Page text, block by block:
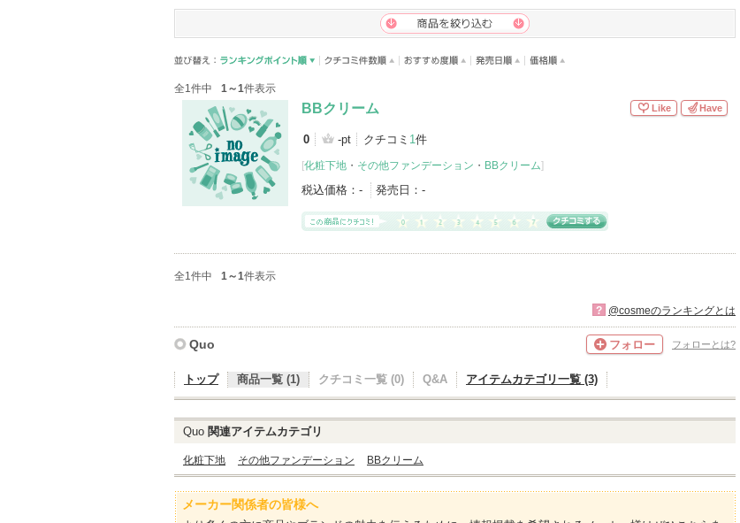
全1件中 1～1件表示
BBクリーム
0 -pt クチコミ 1件
[化粧下地 ・ その他ファンデーション ・ BBクリーム]
税込価格： - 発売日： -
Like Have
全1件中 1～1件表示
? @cosmeのランキングとは
Quo フォロー フォローとは?
トップ 商品一覧 (1) クチコミ一覧 (0) Q&A アイテムカテゴリ一覧 (3)
Quo 関連アイテムカテゴリ
化粧下地 その他ファンデーション BBクリーム
メーカー関係者の皆様へ